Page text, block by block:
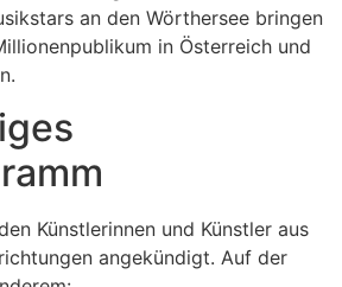
an den Wörthersee bringen
in Österreich und
Künstlerinnen und Künstler aus
angekündigt. Auf der